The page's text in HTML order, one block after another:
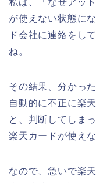
が使えない状態に
ド会社に連絡をし
ね。
その結果、分かっ
自動的に不正に楽
と、判断してしま
楽天カードが使え
なので、急いで楽